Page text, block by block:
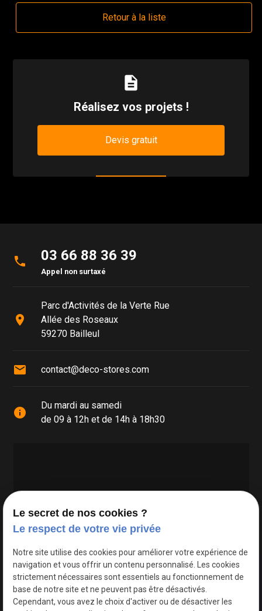
Retour à la liste
description
Réalisez vos projets !
Devis gratuit
phone 03 66 88 36 39
Appel non surtaxé
place
Parc d'Activités de la Verte Rue
Allée des Roseaux
59270 Bailleul
mail contact@deco-stores.com
info
Du mardi au samedi
de 09 à 12h et de 14h à 18h30
Google Maps Search API est désactivé.
Le secret de nos cookies ?
Le respect de votre vie privée
Notre site utilise des cookies pour améliorer votre expérience de
navigation et vous offrir un contenu personnalisé. Les cookies
strictement nécessaires sont essentiels au fonctionnement de
base de notre site et ne peuvent pas être désactivés.
Cependant, vous avez le choix d'activer ou de désactiver les